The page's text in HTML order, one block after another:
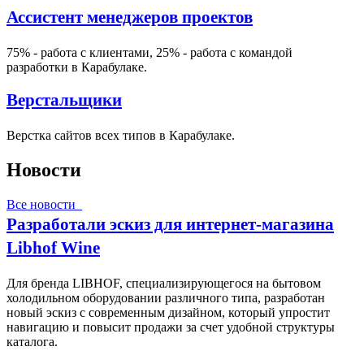
Ассистент менеджеров проектов
75% - работа с клиентами, 25% - работа с командой
разработки в Карабулаке.
Верстальщики
Верстка сайтов всех типов в Карабулаке.
Новости
Все новости
Разработали эскиз для интернет-магазина
Libhof Wine
Для бренда LIBHOF, специализирующегося на бытовом
холодильном оборудовании различного типа, разработан
новый эскиз с современным дизайном, который упростит
навигацию и повысит продажи за счет удобной структуры
каталога.